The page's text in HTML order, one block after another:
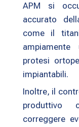
APM si
accurato
come il
protesi
impiantabili.
Inoltre, il
produttivo
correggere